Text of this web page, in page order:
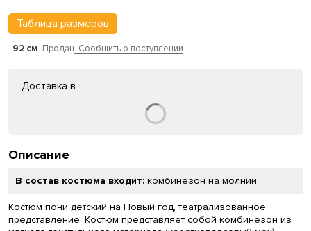
Таблица размеров
92 см Продан Сообщить о поступлении
Доставка в
Описание
В состав костюма входит: комбинезон на молнии
Костюм пони детский на Новый год, театрализованное
представление. Костюм представляет собой комбинезон из